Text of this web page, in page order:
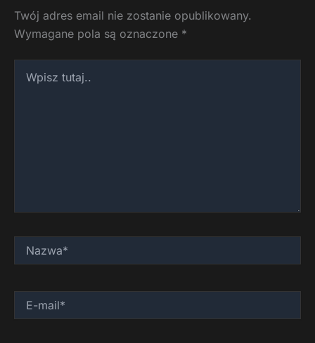
Twój adres email nie zostanie opublikowany.
Wymagane pola są oznaczone *
tutaj..
mail*